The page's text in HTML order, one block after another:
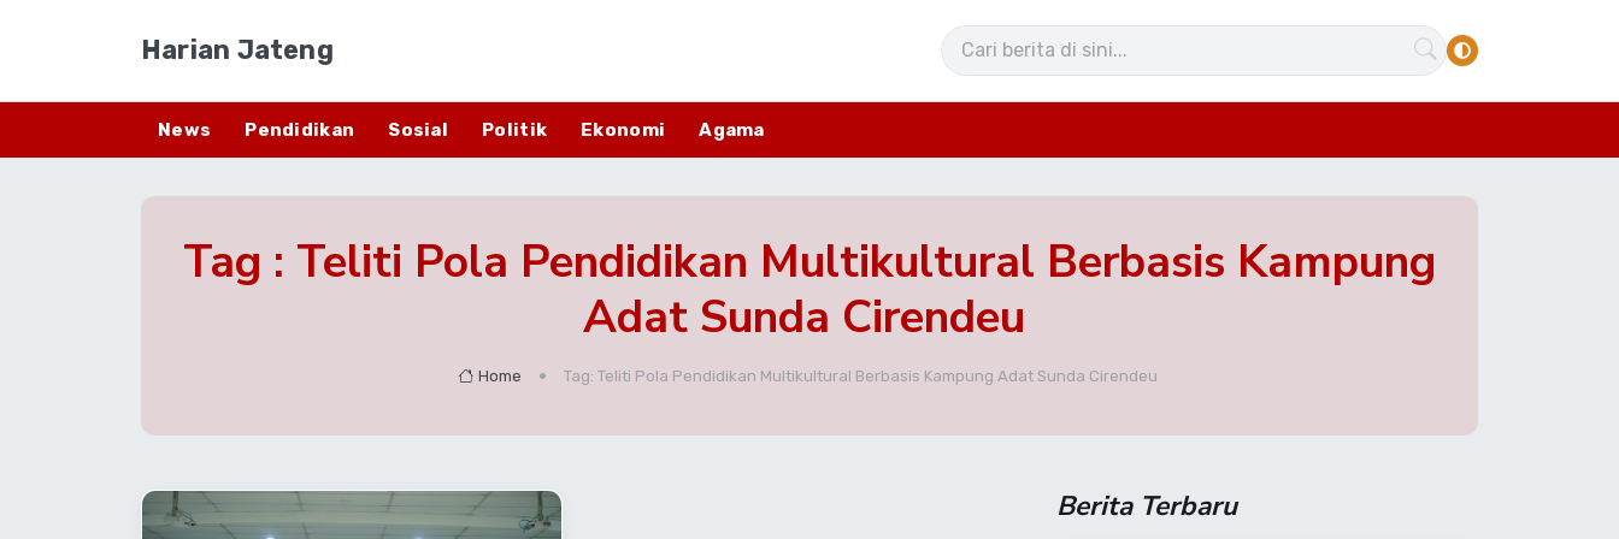
Harian Jateng
News Pendidikan Sosial Politik Ekonomi Agama
Tag : Teliti Pola Pendidikan Multikultural Berbasis Kampung
Adat Sunda Cirendeu ‎
Home Tag: Teliti Pola Pendidikan Multikultural Berbasis Kampung Adat Sunda Cirendeu ‎
Berita Terbaru